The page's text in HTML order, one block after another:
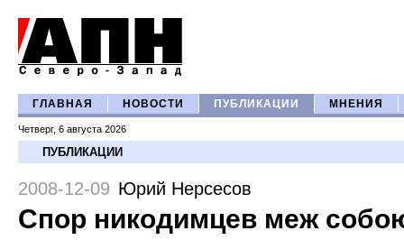
ГЛАВНАЯ НОВОСТИ ПУБЛИКАЦИИ МНЕНИЯ
Четверг, 6 августа 2026
ПУБЛИКАЦИИ
2008-12-09 Юрий Нерсесов
Спор никодимцев меж